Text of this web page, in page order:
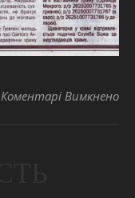
Коментарі Вимкненодо